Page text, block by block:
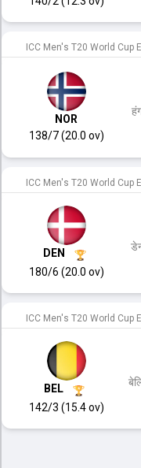
ICC Men's T20 World Cup
NOR
138/7 (20.0 ov)
ICC Men's T20 World Cup
DEN
180/6 (20.0 ov)
ICC Men's T20 World Cup
BEL
142/3 (15.4 ov)